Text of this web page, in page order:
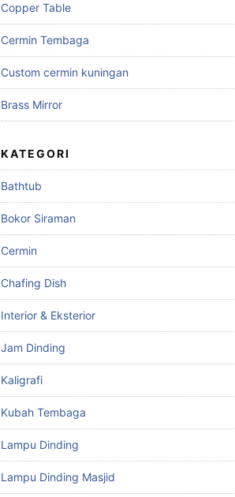
Copper Table
Cermin Tembaga
Custom cermin kuningan
Brass Mirror
KATEGORI
Bathtub
Bokor Siraman
Cermin
Chafing Dish
Interior & Eksterior
Jam Dinding
Kaligrafi
Kubah Tembaga
Lampu Dinding
Lampu Dinding Masjid